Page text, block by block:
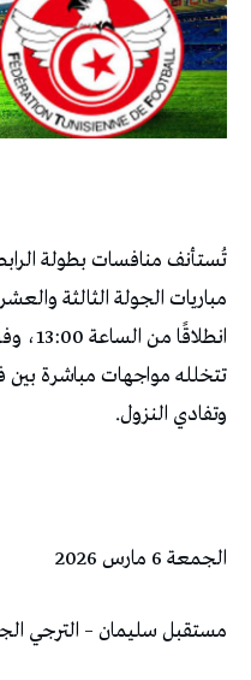
تُستأنف منافسات بطولة
تتخلله مواجهات مباشرة
وتفادي النزول.
الجمعة 6 مارس 2026
مستقبل سليمان – الترجي